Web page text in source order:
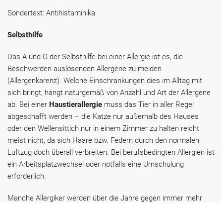
Sondertext: Antihistaminika
Selbsthilfe
Das A und O der Selbsthilfe bei einer Allergie ist es, die
Beschwerden auslösenden Allergene zu meiden
(Allergenkarenz). Welche Einschränkungen dies im Alltag mit
sich bringt, hängt naturgemäß von Anzahl und Art der Allergene
ab. Bei einer Haustierallergie muss das Tier in aller Regel
abgeschafft werden – die Katze nur außerhalb des Hauses
oder den Wellensittich nur in einem Zimmer zu halten reicht
meist nicht, da sich Haare bzw. Federn durch den normalen
Luftzug doch überall verbreiten. Bei berufsbedingten Allergien ist
ein Arbeitsplatzwechsel oder notfalls eine Umschulung
erforderlich.
Manche Allergiker werden über die Jahre gegen immer mehr